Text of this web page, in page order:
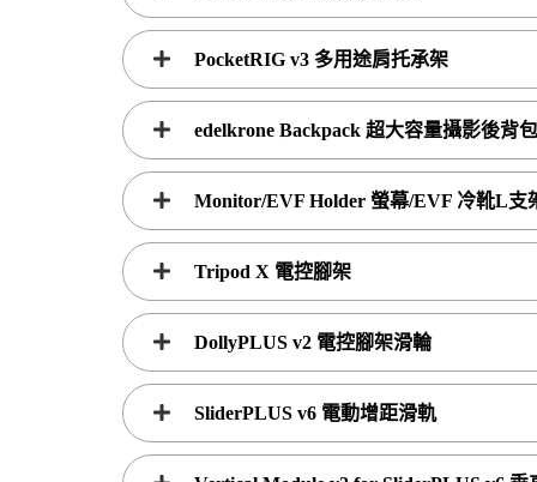
PocketRIG v3 多用途肩托承架
edelkrone Backpack 超大容量攝影後背包
Monitor/EVF Holder 螢幕/EVF 冷靴L支
Tripod X 電控腳架
DollyPLUS v2 電控腳架滑輪
SliderPLUS v6 電動增距滑軌